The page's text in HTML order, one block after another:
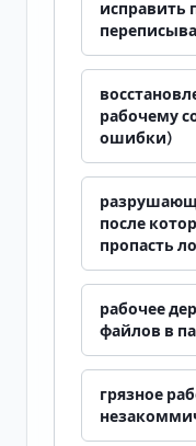
исправить
рабочему
ошибки)
после
пропасть
рабочее
файлов в
грязное